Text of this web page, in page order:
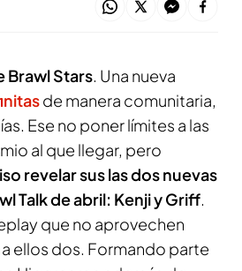
Brawl Stars. Una nueva
de manera comunitaria,
Ese no poner límites a las
al que llegar, pero
revelar sus las dos nuevas
Talk de abril: Kenji y Griff.
que no aprovechen
ellos dos. Formando parte